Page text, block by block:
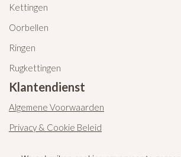
Kettingen
Oorbellen
Ringen
Rugkettingen
Klantendienst
Algemene Voorwaarden
Privacy & Cookie Beleid